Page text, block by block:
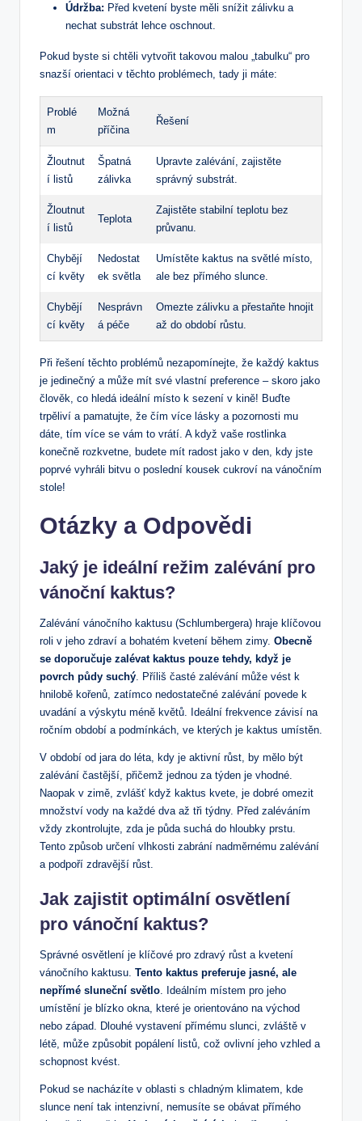
Údržba: Před kvetení ‌byste měli snížit zálivku a
nechat substrát lehce oschnout.
Pokud⁣ byste si chtěli vytvořit takovou malou „tabulku“⁤ pro
snazší orientaci v ​těchto‍ problémech, tady ji máte:
Problé
m
Možná
příčina
Řešení
Žloutnut
í listů
Špatná
zálivka
Upravte ⁢zalévání, zajistěte
správný substrát.
Žloutnut
í ‌listů
Teplota
Zajistěte ‌stabilní teplotu bez
průvanu.
Chybějí
cí ⁤květy
Nedostat
ek světla
Umístěte kaktus na světlé místo,
⁣ale ​bez přímého slunce.
Chybějí
cí květy
Nesprávn
á péče
Omezte zálivku⁤ a přestaňte hnojit
až do ​období růstu.
Při řešení těchto problémů⁤ nezapomínejte, že každý⁤ kaktus⁣
je jedinečný a může mít své vlastní preference – skoro jako
člověk, co hledá ideální místo k sezení v kině! Buďte
trpěliví a pamatujte, že čím⁣ více lásky a pozornosti mu
dáte, tím více se ‍vám to​ vrátí. A když vaše rostlinka
konečně rozkvetne, budete mít radost⁣ jako v den,​ kdy jste
poprvé vyhráli bitvu o ⁣poslední kousek cukroví na vánočním
stole!
Otázky a​ Odpovědi
Jaký je ‌ideální režim zalévání pro
vánoční kaktus?
Zalévání vánočního kaktusu (Schlumbergera) hraje klíčovou
roli ⁤v jeho ​zdraví a bohatém kvetení během ​zimy. Obecně
se doporučuje zalévat kaktus pouze tehdy, když je
povrch půdy suchý . Příliš časté ‍zalévání může vést k
hnilobě kořenů, zatímco nedostatečné zalévání povede k
uvadání a výskytu méně⁤ květů. Ideální frekvence ‍závisí na
ročním období a‍ podmínkách, ve kterých je kaktus umístěn.
V období od jara do ‍léta, kdy je aktivní růst, by mělo⁤ být
⁣zalévání častější, přičemž jednou za týden⁢ je vhodné.⁤
Naopak v zimě,⁣ zvlášť když ‌kaktus kvete, je dobré omezit
množství vody na každé dva až ⁢tři týdny. Před‌ zaléváním
vždy zkontrolujte, zda je půda suchá ⁤do hloubky prstu.
Tento ‌způsob určení vlhkosti zabrání nadměrnému zalévání
a podpoří zdravější růst.
Jak zajistit optimální osvětlení
⁤pro vánoční kaktus?
Správné osvětlení je klíčové pro‌ zdravý růst a ⁤kvetení
vánočního kaktusu. Tento kaktus preferuje jasné, ⁤ale
nepřímé sluneční světlo . Ideálním místem pro⁣ jeho
umístění je blízko okna, které je⁤ orientováno ‍na východ
nebo západ. ‍Dlouhé vystavení přímému slunci, zvláště v
létě,‍ může ⁣způsobit popálení ​listů,‌ což ovlivní jeho vzhled⁣ a
schopnost kvést.
Pokud se⁤ nacházíte⁣ v oblasti s chladným‍ klimatem, kde
slunce ​není tak intenzivní, nemusíte se obávat přímého